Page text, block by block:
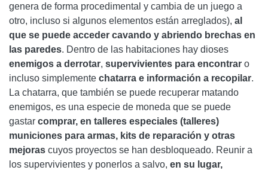
genera de forma procedimental y cambia de un juego a
otro, incluso si algunos elementos están arreglados), al
que se puede acceder cavando y abriendo brechas en
las paredes. Dentro de las habitaciones hay dioses
enemigos a derrotar, supervivientes para encontrar o
incluso simplemente chatarra e información a recopilar.
La chatarra, que también se puede recuperar matando
enemigos, es una especie de moneda que se puede
gastar comprar, en talleres especiales (talleres)
municiones para armas, kits de reparación y otras
mejoras cuyos proyectos se han desbloqueado. Reunir a
los supervivientes y ponerlos a salvo, en su lugar,